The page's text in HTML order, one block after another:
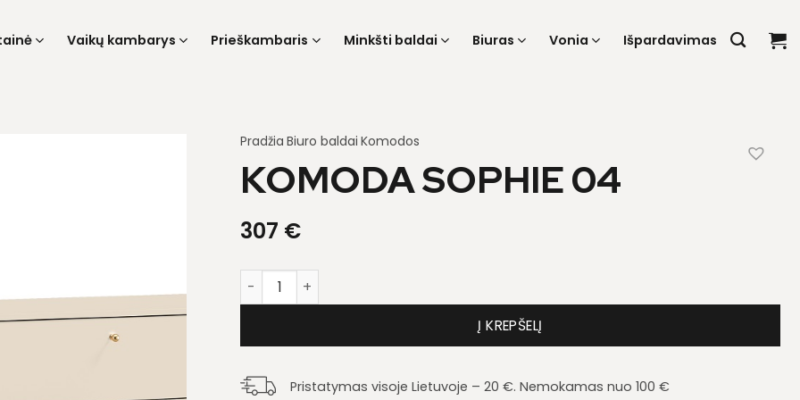
Vaikų kambarys Prieškambaris Minkšti baldai Biuras Vonia Išpardavimas
Pradžia Biuro baldai Komodos
KOMODA SOPHIE 04
307 €
produkto kiekis: Komoda Sophie 04
Į KREPŠELĮ
Pristatymas visoje Lietuvoje – 20 €. Nemokamas nuo 100 €